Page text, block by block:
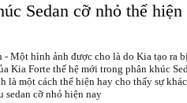
Sedan cỡ nhỏ thể hiện
Một hình ảnh được cho là do Kia tạo ra
Kia Forte thế hệ mới trong phân khúc
là một cách thể hiện hay cho thấy sự
sedan cỡ nhỏ hiện nay